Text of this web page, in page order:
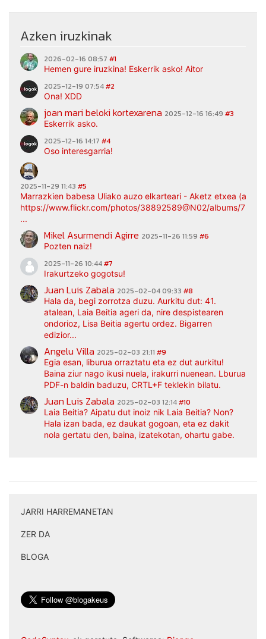
Azken iruzkinak
2026-02-16 08:57 #1
Hemen gure iruzkina! Eskerrik asko! Aitor
2025-12-19 07:54#2
Ona! XDD
joan mari beloki kortexarena 2025-12-16 16:49 #3
Eskerrik asko.
2025-12-16 14:17 #4
Oso interesgarria!
2025-11-29 11:43 #5
Marrazkien babesa Uliako auzo elkarteari - Aketz etxea
https://www.flickr.com/photos/38892589@N02/albums/
...
Mikel Asurmendi Agirre 2025-11-26 11:59 #6
Pozten naiz!
2025-11-26 10:44#7
Irakurtzeko gogotsu!
Juan Luis Zabala 2025-02-04 09:33 #8
Hala da, begi zorrotza duzu. Aurkitu dut: 41.
atalean, Laia Beitia ageri da, nire despistearen
ondorioz, Lisa Beitia agertu ordez. Bigarren
edizior...
Angelu Villa 2025-02-03 21:11 #9
Egia esan, liburua orraztatu eta ez dut aurkitu!
Baina ziur nago ikusi nuela, irakurri nuenean. Lburua
PDF-n baldin baduzu, CRTL+F teklekin bilatu.
Juan Luis Zabala 2025-02-03 12:14#10
Laia Beitia? Aipatu dut inoiz nik Laia Beitia? Non?
Hala izan bada, ez daukat gogoan, eta ez dakit
nola gertatu den, baina, izatekotan, ohartu gabe.
JARRI HARREMANETAN
ZER DA
BLOGA